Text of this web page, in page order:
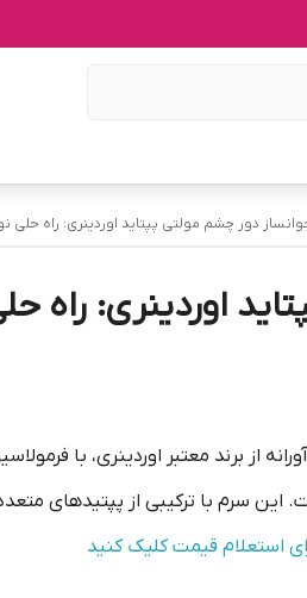
دور چشم مولتی پپتاید اوردینری: راه
اوردینری: راه
از برند معتبر اوردینری، با
سرم با ترکیبی از پپتیدهای
استعلام قیمت کلیک کنید